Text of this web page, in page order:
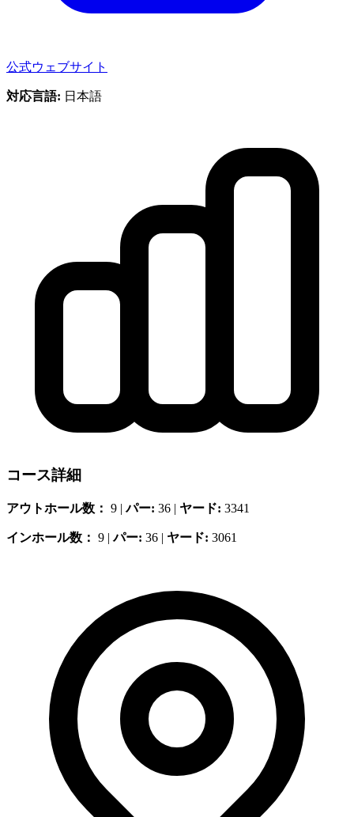
公式ウェブサイト
対応言語: 日本語
コース詳細
アウトホール数： 9 |パー: 36 | ヤード: 3341
インホール数： 9 |パー: 36 | ヤード: 3061